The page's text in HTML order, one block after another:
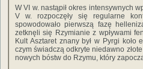
W VI w. nastąpił okres intensywnych
V w. rozpoczęły się regularne
spowodowało pierwszą fazę
zetknęli się Rzymianie z wpływami
Kult Asztaret znany był w Pyrgi
czym świadczą odkryte niedawno
nowych bóstw do Rzymu, który